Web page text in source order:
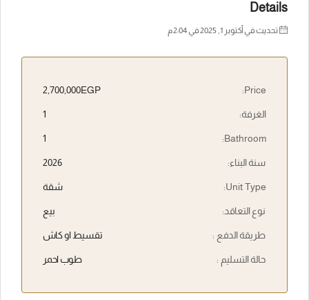
Details
تحديث في أكتوبر 1, 2025 في 2:04 م
Price:
2,700,000EGP
الغرفة: 1
Bathroom:
1
سنة البناء: 2026
Unit Type: شقة
نوع التعاقد: بيع
طريقة الدفع : تقسيط او كاش
حالة التسليم : طوب احمر